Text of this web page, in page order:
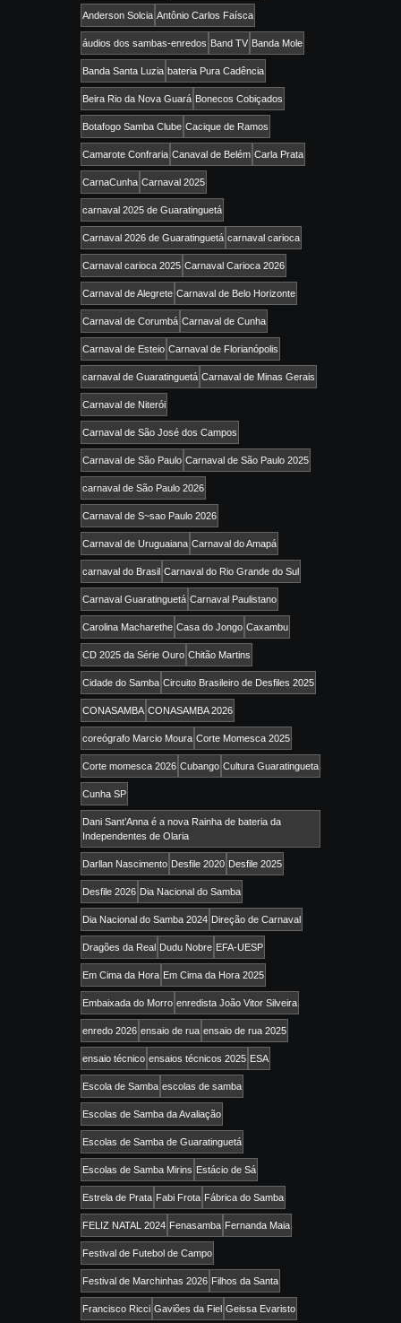
Anderson Solcia Antônio Carlos Faísca
áudios dos sambas-enredos Band TV Banda Mole
Banda Santa Luzia bateria Pura Cadência
Beira Rio da Nova Guará Bonecos Cobiçados
Botafogo Samba Clube Cacique de Ramos
Camarote Confraria Canaval de Belém Carla Prata
CarnaCunha Carnaval 2025
carnaval 2025 de Guaratinguetá
Carnaval 2026 de Guaratinguetá carnaval carioca
Carnaval carioca 2025 Carnaval Carioca 2026
Carnaval de Alegrete Carnaval de Belo Horizonte
Carnaval de Corumbá Carnaval de Cunha
Carnaval de Esteio Carnaval de Florianópolis
carnaval de Guaratinguetá Carnaval de Minas Gerais
Carnaval de Niterói
Carnaval de São José dos Campos
Carnaval de São Paulo Carnaval de São Paulo 2025
carnaval de São Paulo 2026
Carnaval de S~sao Paulo 2026
Carnaval de Uruguaiana Carnaval do Amapá
carnaval do Brasil Carnaval do Rio Grande do Sul
Carnaval Guaratinguetá Carnaval Paulistano
Carolina Macharethe Casa do Jongo Caxambu
CD 2025 da Série Ouro Chitão Martins
Cidade do Samba Circuito Brasileiro de Desfiles 2025
CONASAMBA CONASAMBA 2026
coreógrafo Marcio Moura Corte Momesca 2025
Corte momesca 2026 Cubango Cultura Guaratingueta
Cunha SP
Dani Sant’Anna é a nova Rainha de bateria da
Independentes de Olaria
Darllan Nascimento Desfile 2020 Desfile 2025
Desfile 2026 Dia Nacional do Samba
Dia Nacional do Samba 2024 Direção de Carnaval
Dragões da Real Dudu Nobre EFA-UESP
Em Cima da Hora Em Cima da Hora 2025
Embaixada do Morro enredista João Vitor Silveira
enredo 2026 ensaio de rua ensaio de rua 2025
ensaio técnico ensaios técnicos 2025 ESA
Escola de Samba escolas de samba
Escolas de Samba da Avaliação
Escolas de Samba de Guaratinguetá
Escolas de Samba Mirins Estácio de Sá
Estrela de Prata Fabi Frota Fábrica do Samba
FELIZ NATAL 2024 Fenasamba Fernanda Maia
Festival de Futebol de Campo
Festival de Marchinhas 2026 Filhos da Santa
Francisco Ricci Gaviões da Fiel Geissa Evaristo